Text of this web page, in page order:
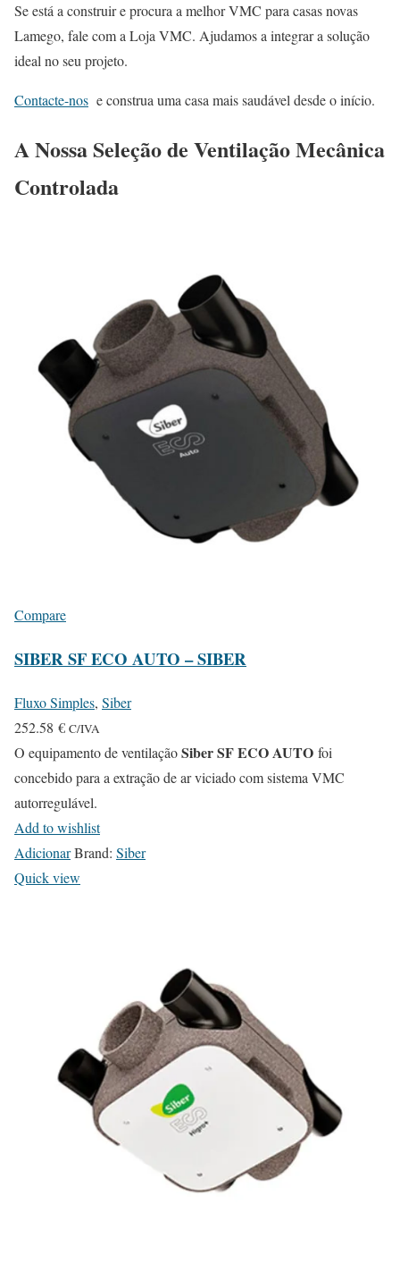
Se está a construir e procura a melhor VMC para casas novas
Lamego, fale com a Loja VMC. Ajudamos a integrar a solução
ideal no seu projeto.
Contacte-nos e construa uma casa mais saudável desde o início.
A Nossa Seleção de Ventilação Mecânica
Controlada
Compare
SIBER SF ECO AUTO – SIBER
Fluxo Simples, Siber
252.58 € C/IVA
O equipamento de ventilaçãoSiber SF ECO AUTO foi
concebido para a extração de ar viciado com sistema VMC
autorregulável.
Add to wishlist
AdicionarBrand: Siber
Quick view